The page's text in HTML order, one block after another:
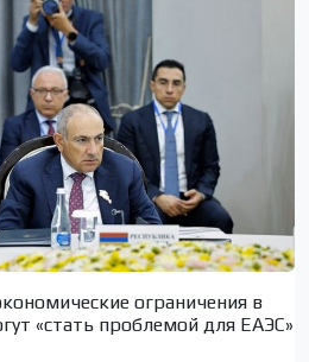
ограничения в
«стать проблемой для ЕАЭС»